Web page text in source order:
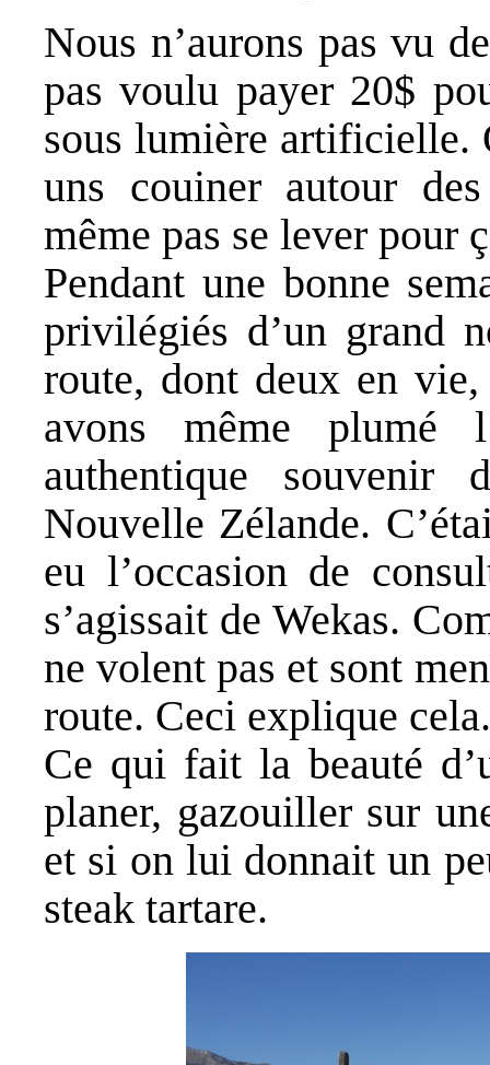
Nous n’aurons pas vu
pas voulu payer 20$
sous lumière artificielle.
uns couiner autour
même pas se lever pour
Pendant une bonne
privilégiés d’un grand
route, dont deux en
avons même plumé
authentique
Nouvelle Zélande.
eu l’occasion de
s’agissait de Wekas.
ne volent pas et sont
route. Ceci explique cela.
Ce qui fait la beauté
planer, gazouiller sur
et si on lui donnait un
steak tartare.